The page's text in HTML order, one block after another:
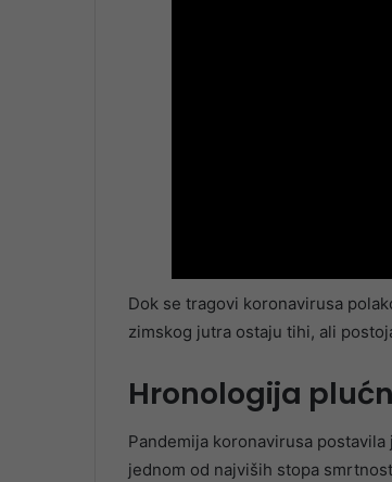
Dok se tragovi koronavirusa
zimskog jutra ostaju tihi, ali
Hronologija
Pandemija koronavirusa
jednom od najviših stopa